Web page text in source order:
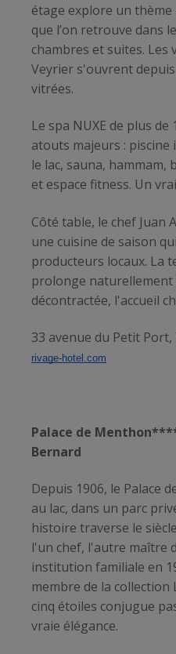
étage explore un thème
que l’on retrouve dans
chambres et suites. Les
Veyrier s'ouvrent
vitrées.
Le spa NUXE de plus de
atouts majeurs :
le lac, sauna, hammam,
et espace fitness. Un
Côté table, le chef Juan
une cuisine de saison
producteurs locaux. La
prolonge naturellement
décontractée, l'accueil
33 avenue du Petit Port,
rivage-hotel.com
Palace de
Bernard
Depuis 1906, le Palace
au lac, dans un parc
histoire traverse le
l'un chef, l'autre maître
institution familiale en
membre de la collection
cinq étoiles conjugue
vraie élégance.